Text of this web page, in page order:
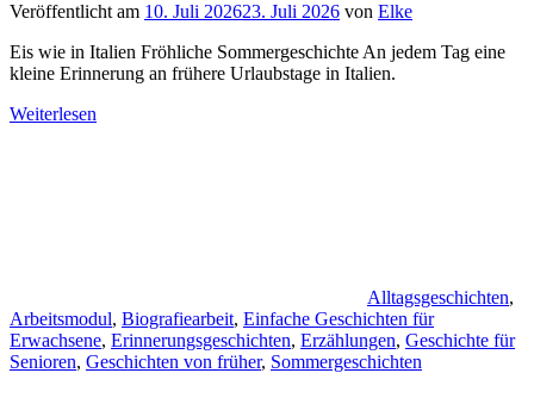
Veröffentlicht am 10. Juli 202623. Juli 2026 von Elke
Eis wie in Italien Fröhliche Sommergeschichte An jedem Tag eine
kleine Erinnerung an frühere Urlaubstage in Italien.
Weiterlesen
Alltagsgeschichten,
Arbeitsmodul, Biografiearbeit, Einfache Geschichten für
Erwachsene, Erinnerungsgeschichten, Erzählungen, Geschichte für
Senioren, Geschichten von früher, Sommergeschichten